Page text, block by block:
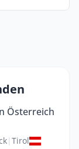
Österreich
| Tirol